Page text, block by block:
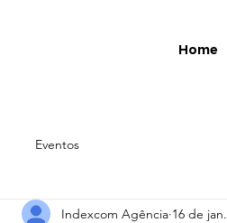
Home
Eventos
Indexcom Agência 16 de jan.